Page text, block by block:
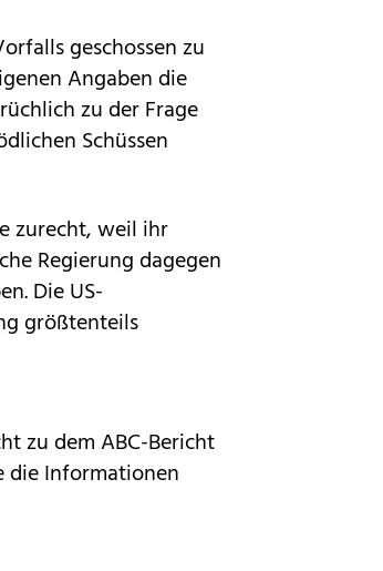
geschossen zu
Angaben die
zu der Frage
Schüssen
zurecht, weil ihr
Regierung dagegen
Die US-
größtenteils
zu dem ABC-Bericht
die Informationen